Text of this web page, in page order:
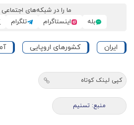
ما را در شبکه‌های اجتماعی
بله
اینستاگرام تلگرام
ایران کشورهای اروپایی
کپی لینک کوتاه
منبع: تسنیم